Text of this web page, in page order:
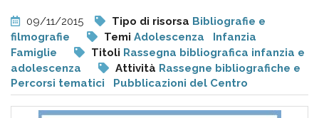
Documentazione
e
analisi
09/11/2015 Tipo di risorsa Bibliografie e
filmografie
Temi Adolescenza
Infanzia
Famiglie
Titoli Rassegna bibliografica infanzia e
adolescenza
Attività Rassegne bibliografiche e
Percorsi tematici
Pubblicazioni del Centro